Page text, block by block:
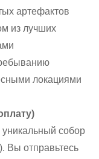
артефактов
из лучших
локациями
собор
Вы отправьтесь